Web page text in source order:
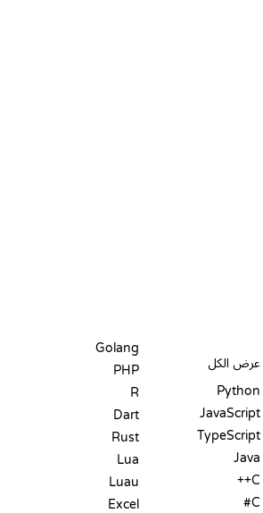
عرض الكل
Python
JavaScript
TypeScript
Java
C++
C#
Golang
PHP
R
Dart
Rust
Lua
Luau
Excel